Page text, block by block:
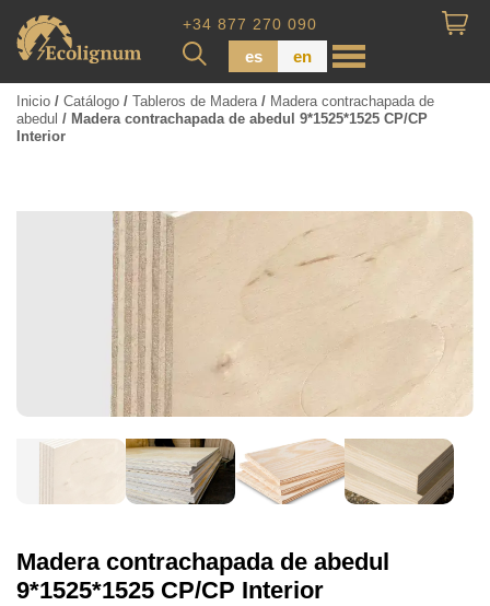
+34 877 270 090
es en
Madera impregnada
Tabla de piso
Tableros de Madera
Tablo calibrada
Inicio / Catálogo / Tableros de Madera/ Madera contrachapada de
abedul / Madera contrachapada de abedul 9*1525*1525 CP/CP
Interior
Madera contrachapada de abedul
9*1525*1525 CP/CP Interior